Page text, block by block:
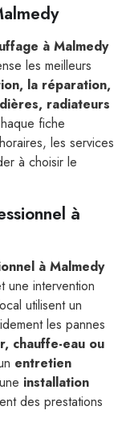
à Malmedy
les meilleurs
la réparation,
radiateurs
fiche
les services
à choisir le
à
à Malmedy
une intervention
utilisent un
les pannes
chauffe-eau ou
entretien
installation
des prestations